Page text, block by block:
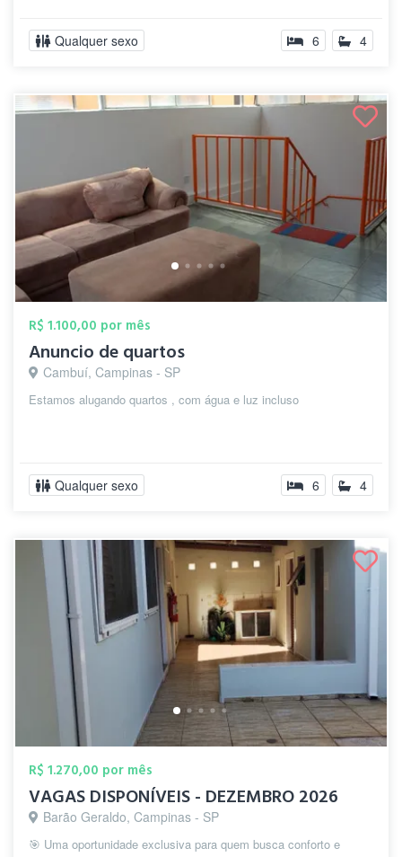
Qualquer sexo 6 4
R$ 1.100,00 por mês
Anuncio de quartos
Cambuí, Campinas - SP
Estamos alugando quartos , com água e luz incluso
Qualquer sexo 6 4
R$ 1.270,00 por mês
VAGAS DISPONÍVEIS - DEZEMBRO 2026
Barão Geraldo, Campinas - SP
🎯 Uma oportunidade exclusiva para quem busca conforto e